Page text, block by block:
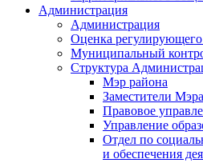
Администрация
Администрация
Оценка регулирующего
Муниципальный
Структура
Мэр района
Заместители
Правовое
Управление
Отдел по
и обеспечения